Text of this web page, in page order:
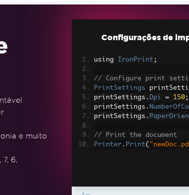
e muito
6,
Configurações de
using IronPrint ;
// Configure print
PrintSettings
printSettings . Dpi = 150;
printSettings .
printSettings .
// Print the document
Printer . Print(